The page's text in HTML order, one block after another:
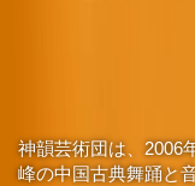
神韻芸術団は、2006
峰の中国古典舞踊と